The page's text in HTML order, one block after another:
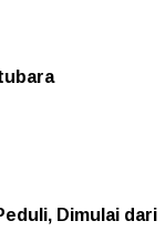
Dimulai dari